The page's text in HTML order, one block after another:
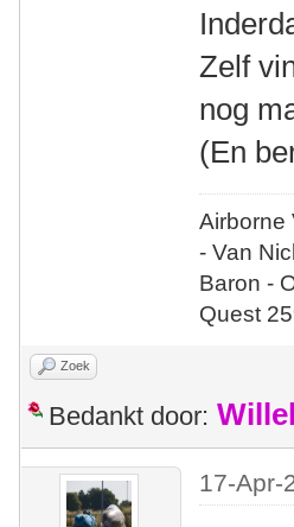
Zelf
nog
(En
Airborne
- Van
Baron -
Quest
Zoek
Bedankt door:
17-Apr-